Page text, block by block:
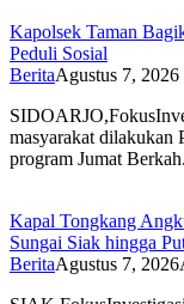
Kapolsek Taman
Peduli Sosial
BeritaAgustus 7, 2026
masyarakat dilakukan
program Jumat
Kapal Tongkang
Sungai Siak hingga
BeritaAgustus 7, 2026